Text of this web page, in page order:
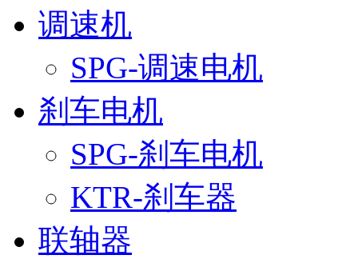
调速机
SPG-调速电机
刹车电机
SPG-刹车电机
KTR-刹车器
联轴器